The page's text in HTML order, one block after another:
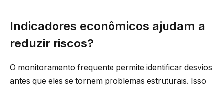
Indicadores econômicos ajudam a
reduzir riscos?
O monitoramento frequente permite identificar desvios
antes que eles se tornem problemas estruturais. Isso